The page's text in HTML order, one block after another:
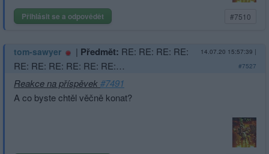
Přihlásit se a odpovědět #7510
tom-sawyer | Předmět: RE: RE: RE: RE:
RE: RE: RE: RE: RE: RE:…
14.07.20 15:57:39 |
#7527
Reakce na příspěvek#7491
A co byste chtěl věčně konat?